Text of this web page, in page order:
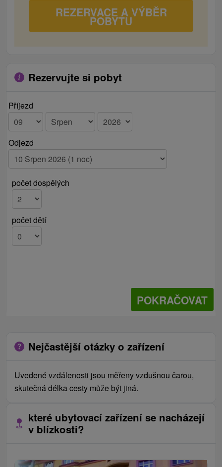
REZERVACE A VÝBĚR
POBYTU
Rezervujte si pobyt
Příjezd
Odjezd
počet dospělých
počet dětí
POKRAČOVAT
Nejčastější otázky o zařízení
Uvedené vzdálenosti jsou měřeny vzdušnou čarou,
skutečná délka cesty může být jiná.
které ubytovací zařízení se nacházejí
v blízkosti?